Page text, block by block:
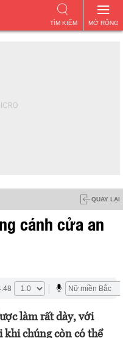
MỞ RỘNG
TÌM KIẾM
QUAY LẠI
cánh cửa an
làm rất dày, với
khi chúng còn có thể